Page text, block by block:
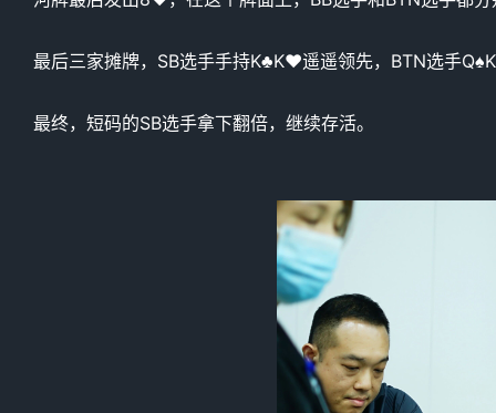
最后三家摊牌，SB选手手持K♣️K♥️遥遥领先，BTN选手
最终，短码的SB选手拿下翻倍，继续存活。